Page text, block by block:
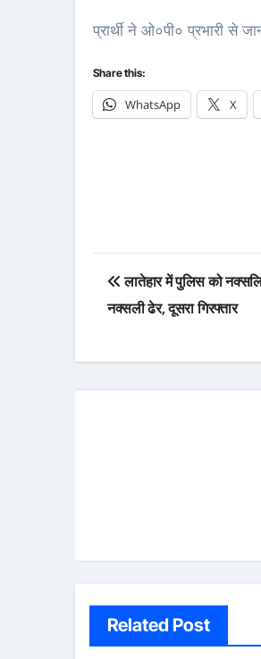
प्रार्थी ने ओ०पी० प्रभारी से
Share this:
WhatsApp X
Post
navigation
लातेहार में पुलिस को
नक्सली ढेर, दूसरा गिरफ्तार
Related Post